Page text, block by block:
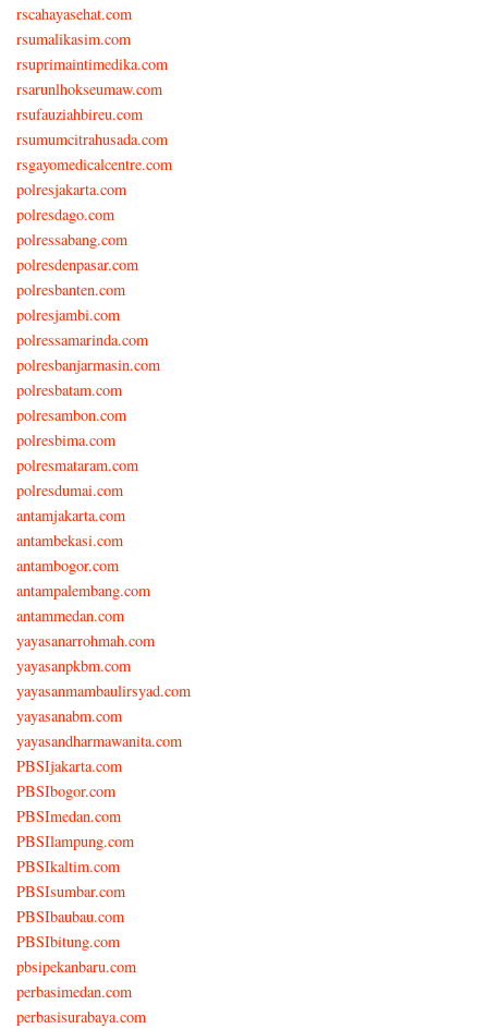
rscahayasehat.com
rsumalikasim.com
rsuprimaintimedika.com
rsarunlhokseumaw.com
rsufauziahbireu.com
rsumumcitrahusada.com
rsgayomedicalcentre.com
polresjakarta.com
polresdago.com
polressabang.com
polresdenpasar.com
polresbanten.com
polresjambi.com
polressamarinda.com
polresbanjarmasin.com
polresbatam.com
polresambon.com
polresbima.com
polresmataram.com
polresdumai.com
antamjakarta.com
antambekasi.com
antambogor.com
antampalembang.com
antammedan.com
yayasanarrohmah.com
yayasanpkbm.com
yayasanmambaulirsyad.com
yayasanabm.com
yayasandharmawanita.com
PBSIjakarta.com
PBSIbogor.com
PBSImedan.com
PBSIlampung.com
PBSIkaltim.com
PBSIsumbar.com
PBSIbaubau.com
PBSIbitung.com
pbsipekanbaru.com
perbasimedan.com
perbasisurabaya.com